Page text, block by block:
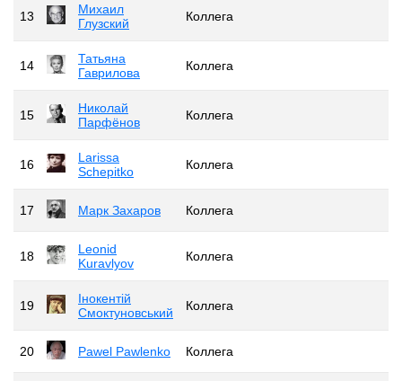
13
Михаил
Глузский
Коллега
14
Татьяна
Гаврилова
Коллега
15
Николай
Парфёнов
Коллега
16
Larissa
Schepitko
Коллега
17 Марк Захаров Коллега
18
Leonid
Kuravlyov
Коллега
19
Інокентій
Смоктуновський
Коллега
20 Pawel Pawlenko Коллега